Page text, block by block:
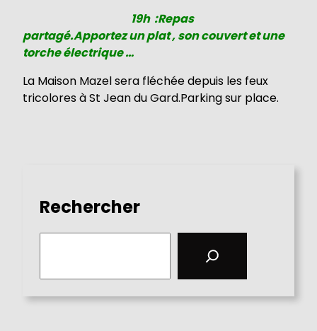
19h :Repas
partagé.Apportez un plat , son couvert et une
torche électrique …
La Maison Mazel sera fléchée depuis les feux
tricolores à St Jean du Gard.Parking sur place.
Rechercher